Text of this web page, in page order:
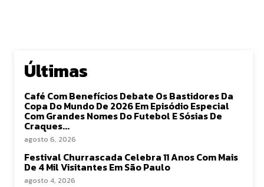
Últimas
Café Com Benefícios Debate Os Bastidores Da
Copa Do Mundo De 2026 Em Episódio Especial
Com Grandes Nomes Do Futebol E Sósias De
Craques...
agosto 6, 2026
Festival Churrascada Celebra 11 Anos Com Mais
De 4 Mil Visitantes Em São Paulo
agosto 4, 2026